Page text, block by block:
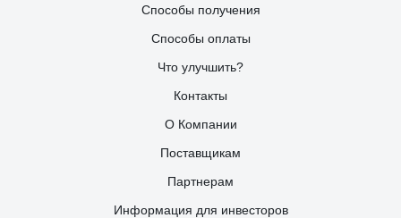
Способы получения
Способы оплаты
Что улучшить?
Контакты
О Компании
Поставщикам
Партнерам
Информация для инвесторов